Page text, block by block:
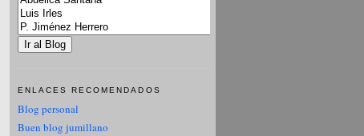
ENLACES RECOMENDADOS
Blog personal
Buen blog jumillano